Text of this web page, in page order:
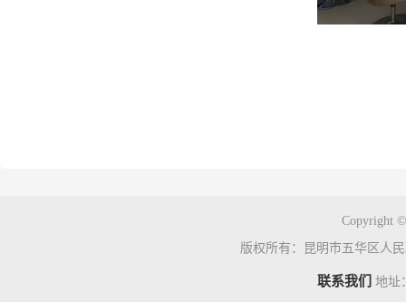
Copyright
版权所有：昆明市五华区人
联系我们 地址